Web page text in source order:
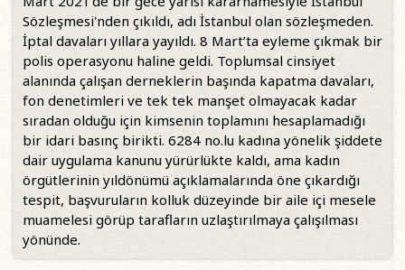
Sözleşmesi'nden çıkıldı, adı İstanbul olan sözleşmeden.
İptal davaları yıllara yayıldı. 8 Mart’ta eyleme çıkmak bir
polis operasyonu haline geldi. Toplumsal cinsiyet
alanında çalışan derneklerin başında kapatma davaları,
fon denetimleri ve tek tek manşet olmayacak kadar
sıradan olduğu için kimsenin toplamını hesaplamadığı
bir idari basınç birikti. 6284 no.lu kadına yönelik şiddete
dair uygulama kanunu yürürlükte kaldı, ama kadın
örgütlerinin yıldönümü açıklamalarında öne çıkardığı
tespit, başvuruların kolluk düzeyinde bir aile içi mesele
muamelesi görüp tarafların uzlaştırılmaya çalışılması
yönünde.